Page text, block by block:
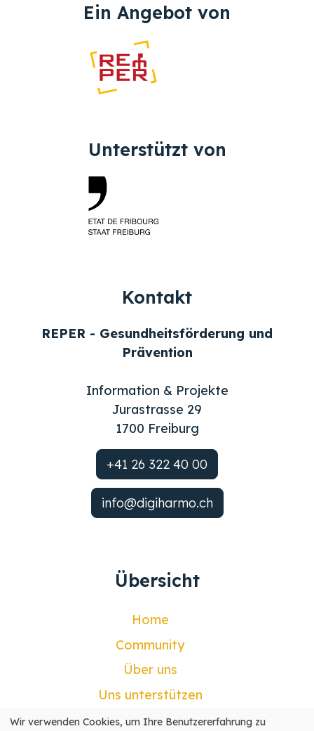
Ein Angebot von
Unterstützt von
Kontakt
REPER - Gesundheitsförderung und
Prävention
Information & Projekte
Jurastrasse 29
1700 Freiburg
+41 26 322 40 00
info@digiharmo.ch
Übersicht
Home
Community
Über uns
Uns unterstützen
Kontakt
Wir verwenden Cookies, um Ihre Benutzererfahrung zu